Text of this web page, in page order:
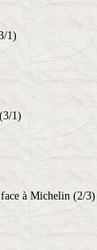
1)
1)
à Michelin (2/3)